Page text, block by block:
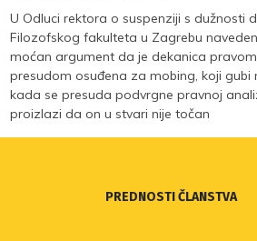
U Odluci rektora o suspenziji s dužnosti
Filozofskog fakulteta u Zagrebu
moćan argument da je dekanica
presudom osuđena za mobing, koji gubi
kada se presuda podvrgne pravnoj
proizlazi da on u stvari nije točan
PREDNOSTI ČLANSTVA